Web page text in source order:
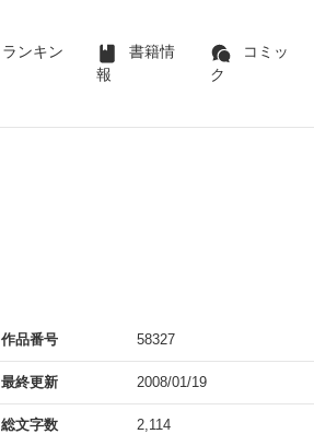
ランキン
書籍情
報
コミッ
ク
作品番号 58327
最終更新 2008/01/19
総文字数 2,114